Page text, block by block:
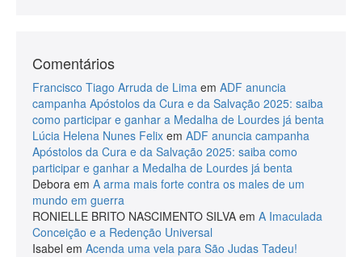
Comentários
Francisco Tiago Arruda de Lima em ADF anuncia
campanha Apóstolos da Cura e da Salvação 2025: saiba
como participar e ganhar a Medalha de Lourdes já benta
Lúcia Helena Nunes Felix em ADF anuncia campanha
Apóstolos da Cura e da Salvação 2025: saiba como
participar e ganhar a Medalha de Lourdes já benta
Debora em A arma mais forte contra os males de um
mundo em guerra
RONIELLE BRITO NASCIMENTO SILVA em A Imaculada
Conceição e a Redenção Universal
Isabel em Acenda uma vela para São Judas Tadeu!